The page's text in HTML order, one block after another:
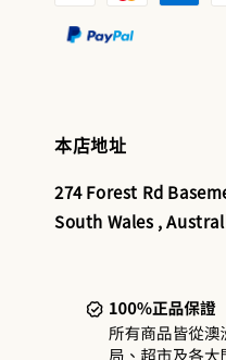
本店地址
274 Forest Rd
South Wales ,